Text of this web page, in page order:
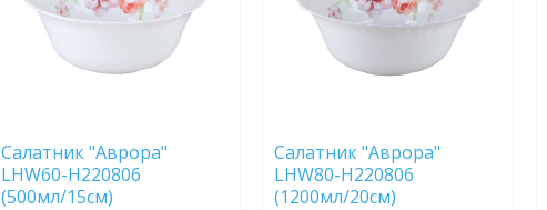
Салатник "Аврора"
LHW60-H220806
(500мл/15см)
Салатник "Аврора"
LHW80-H220806
(1200мл/20см)